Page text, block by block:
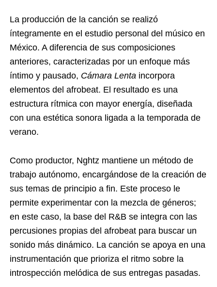
La producción de la canción se realizó
íntegramente en el estudio personal del músico en
México. A diferencia de sus composiciones
anteriores, caracterizadas por un enfoque más
íntimo y pausado, Cámara Lenta incorpora
elementos del afrobeat. El resultado es una
estructura rítmica con mayor energía, diseñada
con una estética sonora ligada a la temporada de
verano.
Como productor, Nghtz mantiene un método de
trabajo autónomo, encargándose de la creación de
sus temas de principio a fin. Este proceso le
permite experimentar con la mezcla de géneros;
en este caso, la base del R&B se integra con las
percusiones propias del afrobeat para buscar un
sonido más dinámico. La canción se apoya en una
instrumentación que prioriza el ritmo sobre la
introspección melódica de sus entregas pasadas.